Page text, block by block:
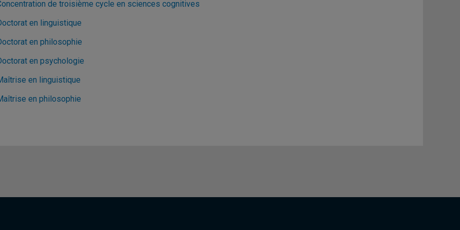
de troisième cycle en sciences cognitives
en linguistique
en philosophie
en psychologie
en linguistique
en philosophie